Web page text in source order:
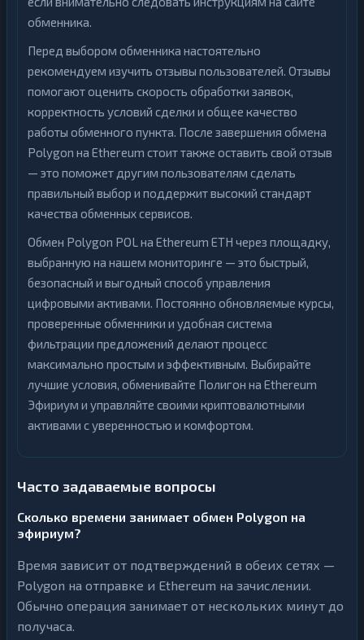
обменника.
Перед выбором обменника настоятельно
рекомендуем изучить отзывы пользователей. Отзывы
помогают оценить скорость обработки заявок,
корректность условий сделки и общее качество
работы обменного пункта. После завершения обмена
Polygon на Ethereum стоит также оставить свой отзыв
— это поможет другим пользователям сделать
правильный выбор и поддержит высокий стандарт
качества обменных сервисов.
Обмен Polygon POL на Ethereum ETH через площадку,
выбранную на нашем мониторинге — это быстрый,
безопасный и выгодный способ управления
цифровыми активами. Постоянно обновляемые курсы,
проверенные обменники и удобная система
фильтрации предложений делают процесс
максимально простым и эффективным. Выбирайте
лучшие условия, обменивайте Полигон на Ethereum
Эфириум и управляйте своими криптовалютными
активами с уверенностью и комфортом.
Часто задаваемые вопросы
Сколько времени занимает обмен Polygon на
эфириум?
Время зависит от подтверждений в обеих сетях —
Polygon на отправке и Ethereum на зачислении.
Обычно операция занимает от нескольких минут до
получаса.